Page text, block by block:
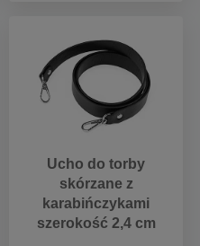
Ucho do torby
skórzane z
karabińczykami
szerokość 2,4 cm